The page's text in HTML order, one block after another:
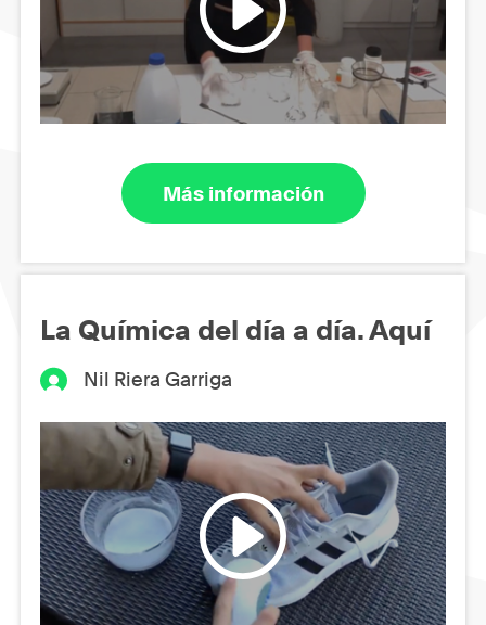
Más información
La Química del día a día. Aquí
Nil Riera Garriga